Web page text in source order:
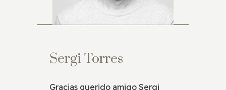
Sergi Torres
Gracias querido amigo Sergi